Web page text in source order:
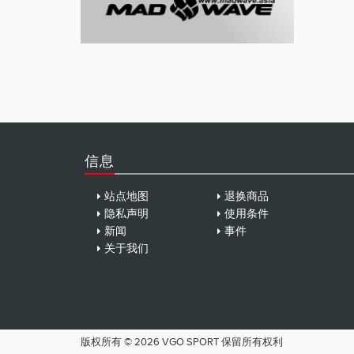
信息
站点地图
退换商品
隐私声明
使用条件
新闻
事件
关于我们
版权所有 © 2026 VGO SPORT 保留所有权利